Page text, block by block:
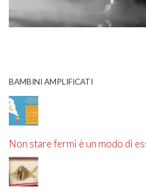
BAMBINI AMPLIFICATI
Non stare fermi è un modo di